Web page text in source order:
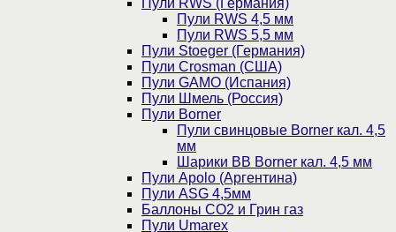
Пули RWS (Германия)
Пули RWS 4,5 мм
Пули RWS 5,5 мм
Пули Stoeger (Германия)
Пули Crosman (США)
Пули GAMO (Испания)
Пули Шмель (Россия)
Пули Borner
Пули свинцовые Borner кал. 4,5
мм
Шарики BB Borner кал. 4,5 мм
Пули Apolo (Аргентина)
Пули ASG 4,5мм
Баллоны CO2 и Грин газ
Пули Umarex